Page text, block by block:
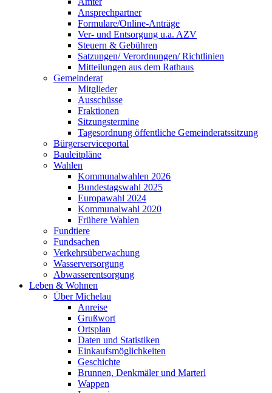
Ansprechpartner
Formulare/Online-Anträge
Ver- und Entsorgung u.a. AZV
Steuern & Gebühren
Satzungen/ Verordnungen/ Richtlinien
Mitteilungen aus dem Rathaus
Gemeinderat
Mitglieder
Ausschüsse
Fraktionen
Sitzungstermine
Tagesordnung öffentliche Gemeinderatssitzung
Bürgerserviceportal
Bauleitpläne
Wahlen
Kommunalwahlen 2026
Bundestagswahl 2025
Europawahl 2024
Kommunalwahl 2020
Frühere Wahlen
Fundtiere
Fundsachen
Verkehrsüberwachung
Wasserversorgung
Abwasserentsorgung
Leben & Wohnen
Über Michelau
Anreise
Grußwort
Ortsplan
Daten und Statistiken
Einkaufsmöglichkeiten
Geschichte
Brunnen, Denkmäler und Marterl
Wappen